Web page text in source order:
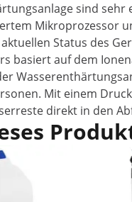
sind
Mikroprozessor
Status des
basiert auf dem
Mit einem
direkt in den